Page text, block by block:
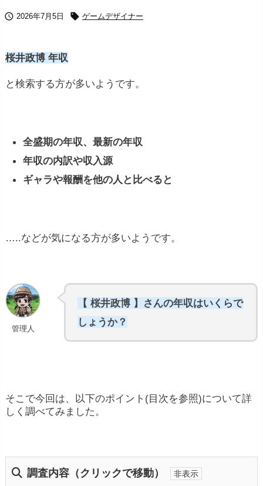
 2026年7月5日  ゲームデザイナー
桜井政博 年収
と検索する方が多いようです。
全盛期の年収、最新の年収
年収の内訳や収入源
ギャラや報酬を他の人と比べると
…..などが気になる方が多いようです。
管理人
【 桜井政博 】さんの年収はいくらで
しょうか？
そこで今回は、以下のポイント(目次を参照)について詳
しく調べてみました。
調査内容（クリックで移動）